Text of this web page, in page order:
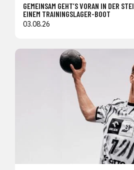
GEMEINSAM GEHT’S VORAN IN DER
EINEM TRAININGSLAGER-BOOT
03.08.26